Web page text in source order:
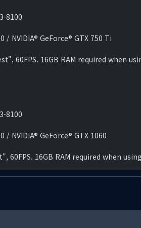
지게 된다.
위해 길을 떠난다.
8100
/ NVIDIA® GeForce® GTX 750 Ti
60FPS. 16GB RAM required when
8100
NVIDIA® GeForce® GTX 1060
60FPS. 16GB RAM required when